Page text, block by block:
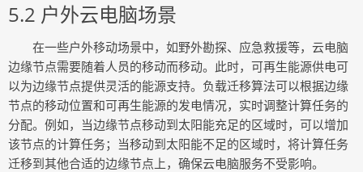
5.2 户外云电脑场景
在一些户外移动场景中，如野外勘探、应急救援等，云电脑
边缘节点需要随着人员的移动而移动。此时，可再生能源供电可
以为边缘节点提供灵活的能源支持。负载迁移算法可以根据边缘
节点的移动位置和可再生能源的发电情况，实时调整计算任务的
分配。例如，当边缘节点移动到太阳能充足的区域时，可以增加
该节点的计算任务；当移动到太阳能不足的区域时，将计算任务
迁移到其他合适的边缘节点上，确保云电脑服务不受影响。